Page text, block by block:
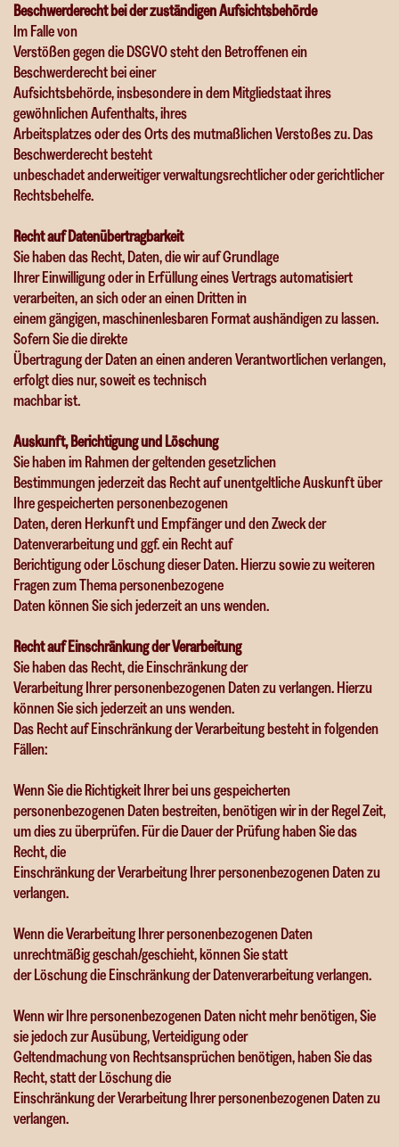
Beschwerde­recht bei der zuständigen Aufsichts­behörde
Im Falle von
Verstößen gegen die DSGVO steht den Betroffenen ein
Beschwerderecht bei einer
Aufsichtsbehörde, insbesondere in dem Mitgliedstaat ihres
gewöhnlichen Aufenthalts, ihres
Arbeitsplatzes oder des Orts des mutmaßlichen Verstoßes zu. Das
Beschwerderecht besteht
unbeschadet anderweitiger verwaltungsrechtlicher oder gerichtlicher
Rechtsbehelfe.
Recht auf Daten­übertrag­barkeit
Sie haben das Recht, Daten, die wir auf Grundlage
Ihrer Einwilligung oder in Erfüllung eines Vertrags automatisiert
verarbeiten, an sich oder an einen Dritten in
einem gängigen, maschinenlesbaren Format aushändigen zu lassen.
Sofern Sie die direkte
Übertragung der Daten an einen anderen Verantwortlichen verlangen,
erfolgt dies nur, soweit es technisch
machbar ist.
Auskunft, Berichtigung und Löschung
Sie haben im Rahmen der geltenden gesetzlichen
Bestimmungen jederzeit das Recht auf unentgeltliche Auskunft über
Ihre gespeicherten personenbezogenen
Daten, deren Herkunft und Empfänger und den Zweck der
Datenverarbeitung und ggf. ein Recht auf
Berichtigung oder Löschung dieser Daten. Hierzu sowie zu weiteren
Fragen zum Thema personenbezogene
Daten können Sie sich jederzeit an uns wenden.
Recht auf Einschränkung der Verarbeitung
Sie haben das Recht, die Einschränkung der
Verarbeitung Ihrer personenbezogenen Daten zu verlangen. Hierzu
können Sie sich jederzeit an uns wenden.
Das Recht auf Einschränkung der Verarbeitung besteht in folgenden
Fällen:
Wenn Sie die Richtigkeit Ihrer bei uns gespeicherten
personenbezogenen Daten bestreiten, benötigen wir in der Regel Zeit,
um dies zu überprüfen. Für die Dauer der Prüfung haben Sie das
Recht, die
Einschränkung der Verarbeitung Ihrer personenbezogenen Daten zu
verlangen.
Wenn die Verarbeitung Ihrer personenbezogenen Daten
unrechtmäßig geschah/geschieht, können Sie statt
der Löschung die Einschränkung der Datenverarbeitung verlangen.
Wenn wir Ihre personenbezogenen Daten nicht mehr benötigen, Sie
sie jedoch zur Ausübung, Verteidigung oder
Geltendmachung von Rechtsansprüchen benötigen, haben Sie das
Recht, statt der Löschung die
Einschränkung der Verarbeitung Ihrer personenbezogenen Daten zu
verlangen.